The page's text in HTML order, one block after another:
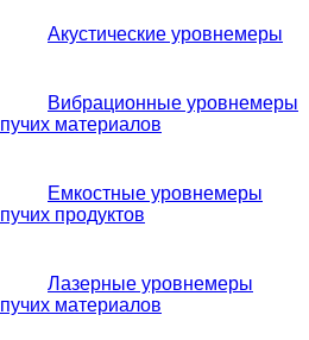
Акустические уровнемеры
Вибрационные уровнемеры
материалов
Емкостные уровнемеры
продуктов
Лазерные уровнемеры
материалов